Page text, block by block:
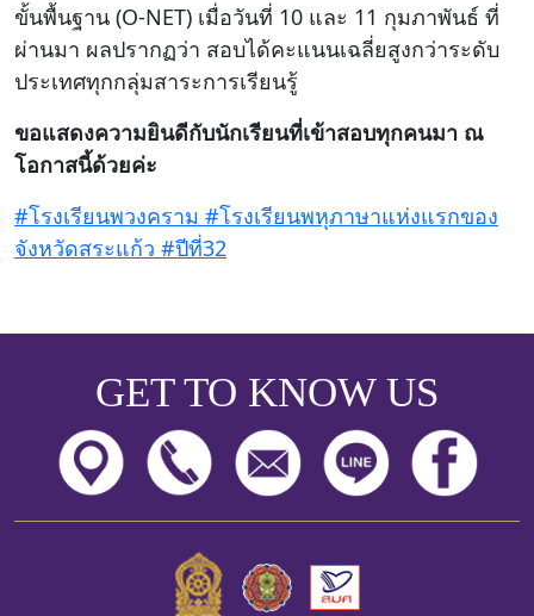
ขั้นพื้นฐาน (O-NET) เมื่อวันที่ 10 และ 11 กุมภาพันธ์ ที่
ผ่านมา ผลปรากฏว่า สอบได้คะแนนเฉลี่ยสูงกว่าระดับ
ประเทศทุกกลุ่มสาระการเรียนรู้
ขอแสดงความยินดีกับนักเรียนที่เข้าสอบทุกคนมา ณ
โอกาสนี้ด้วยค่ะ
#โรงเรียนพวงคราม #โรงเรียนพหุภาษาแห่งแรกของ
จังหวัดสระแก้ว #ปีที่32
GET TO KNOW US